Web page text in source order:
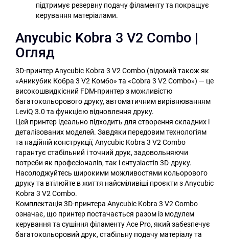
підтримує резервну подачу філаменту та покращує
керування матеріалами.
Anycubic Kobra 3 V2 Combo |
Огляд
3D-принтер Anycubic Kobra 3 V2 Combo (відомий також як
«Аникубик Кобра 3 V2 Комбо» та «Cobra 3 V2 Combo») — це
високошвидкісний FDM-принтер з можливістю
багатокольорового друку, автоматичним вирівнюванням
LeviQ 3.0 та функцією відновлення друку.
Цей принтер ідеально підходить для створення складних і
деталізованих моделей. Завдяки передовим технологіям
та надійній конструкції, Anycubic Kobra 3 V2 Combo
гарантує стабільний і точний друк, задовольняючи
потреби як професіоналів, так і ентузіастів 3D-друку.
Насолоджуйтесь широкими можливостями кольорового
друку та втілюйте в життя найсміливіші проєкти з Anycubic
Kobra 3 V2 Combo.
Комплектація 3D-принтера Anycubic Kobra 3 V2 Combo
означає, що принтер постачається разом із модулем
керування та сушіння філаменту Ace Pro, який забезпечує
багатокольоровий друк, стабільну подачу матеріалу та